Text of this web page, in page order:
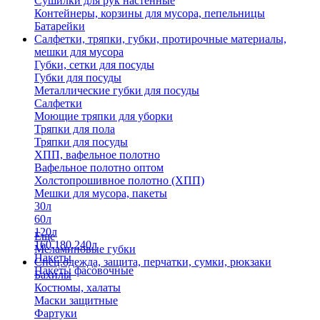
Контейнеры, корзины для мусора, пепельницы
Батарейки
Салфетки, тряпки, губки, протирочные материалы,
мешки для мусора
Губки, сетки для посуды
Губки для посуды
Металлические губки для посуды
Салфетки
Моющие тряпки для уборки
Тряпки для пола
Тряпки для посуды
ХПП, вафельное полотно
Вафельное полотно оптом
Холстопрошивное полотно (ХПП)
Мешки для мусора, пакеты
30л
60л
120л
160,180,240л
Пакеты
Пакеты фасовочные
Еще
Меламиновые губки
Спец.одежда, защита, перчатки, сумки, рюкзаки
Бахилы
Костюмы, халаты
Маски защитные
Фартуки